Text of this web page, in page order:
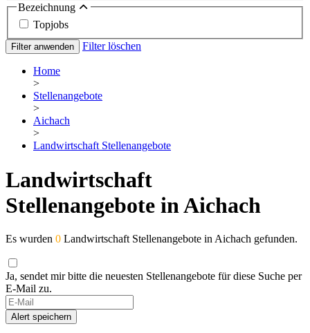
Bezeichnung
Topjobs
Filter anwenden Filter löschen
Home
>
Stellenangebote
>
Aichach
>
Landwirtschaft Stellenangebote
Landwirtschaft
Stellenangebote in Aichach
Es wurden 0 Landwirtschaft Stellenangebote in Aichach gefunden.
Ja, sendet mir bitte die neuesten Stellenangebote für diese Suche per
E-Mail zu.
If
you
are
Alert speichern